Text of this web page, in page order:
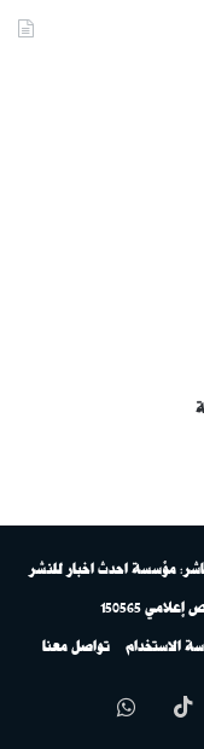
مؤسسة احدث اخبار للنشر
الاستخدام تواصل معنا
‫TikTokواتساب